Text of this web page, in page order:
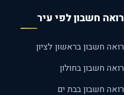
חשבון לפי עיר
חשבון בראשון לציון
חשבון בחולון
חשבון בבת ים